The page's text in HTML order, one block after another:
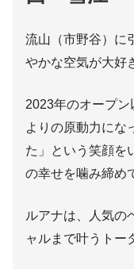
流山（市野谷）に
やかな空気が大好
2023年のオープ
よりの原動力にな
た」という笑顔を
の幸せを噛み締め
ルアナは、人気の
ャルまで叶うトー